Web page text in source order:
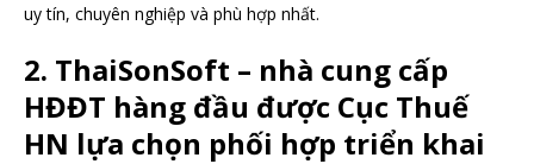
uy tín, chuyên nghiệp và phù hợp nhất.
2. ThaiSonSoft – nhà cung cấp
HĐĐT hàng đầu được Cục Thuế
HN lựa chọn phối hợp triển khai